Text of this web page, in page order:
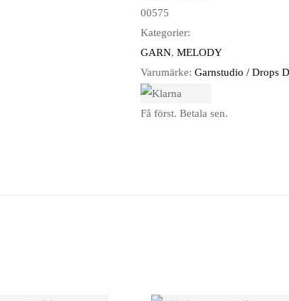
00575
Kategorier:
GARN, MELODY
Varumärke: Garnstudio / Drops
Få först. Betala sen.